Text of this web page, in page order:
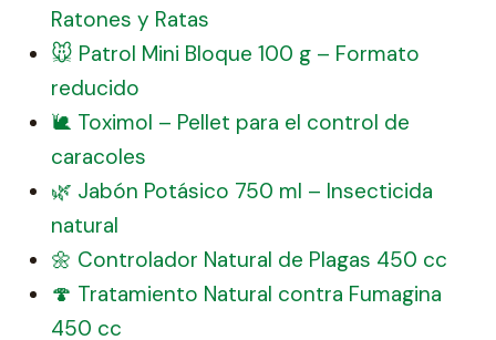
Ratones y Ratas
🐭 Patrol Mini Bloque 100 g – Formato
reducido
🐌 Toximol – Pellet para el control de
caracoles
🌿 Jabón Potásico 750 ml – Insecticida
natural
🌼 Controlador Natural de Plagas 450 cc
🍄 Tratamiento Natural contra Fumagina
450 cc